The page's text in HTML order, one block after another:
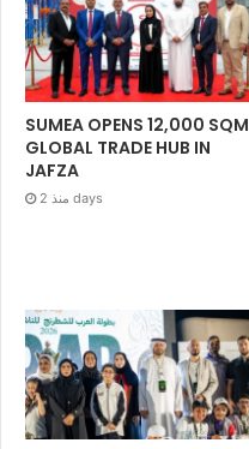
SUMEA OPENS 12,000 SQM
GLOBAL TRADE HUB IN
JAFZA
منذ 2 days